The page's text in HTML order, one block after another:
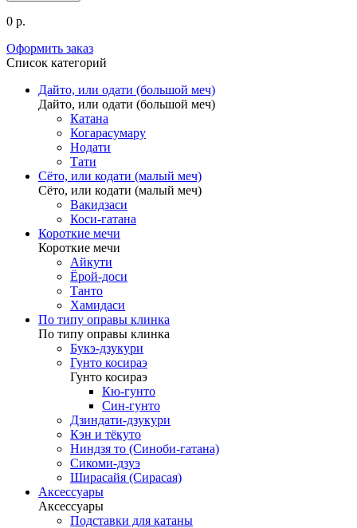
0 р.
Оформить заказ
Список категорий
Дайто, или одати (большой меч)
Дайто, или одати (большой меч)
Катана
Когарасумару
Нодати
Тати
Сёто, или кодати (малый меч)
Сёто, или кодати (малый меч)
Вакидзаси
Коси-гатана
Короткие мечи
Короткие мечи
Айкути
Ёрой-доси
Танто
Хамидаси
По типу оправы клинка
По типу оправы клинка
Букэ-дзукури
Гунто косираэ
Гунто косираэ
Кю-гунто
Син-гунто
Дзиндати-дзукури
Кэн и тёкуто
Ниндзя то (Синоби-гатана)
Сикоми-дзуэ
Ширасайя (Сирасая)
Аксессуары
Аксессуары
Подставки для катаны